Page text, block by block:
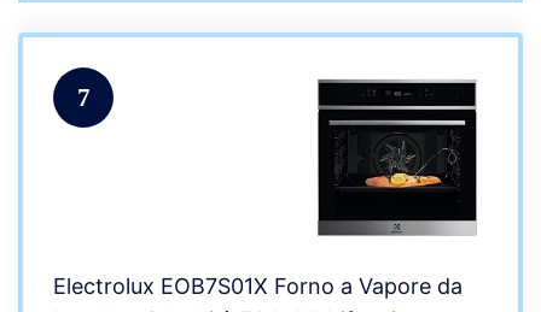
7
Electrolux EOB7S01X Forno a Vapore da